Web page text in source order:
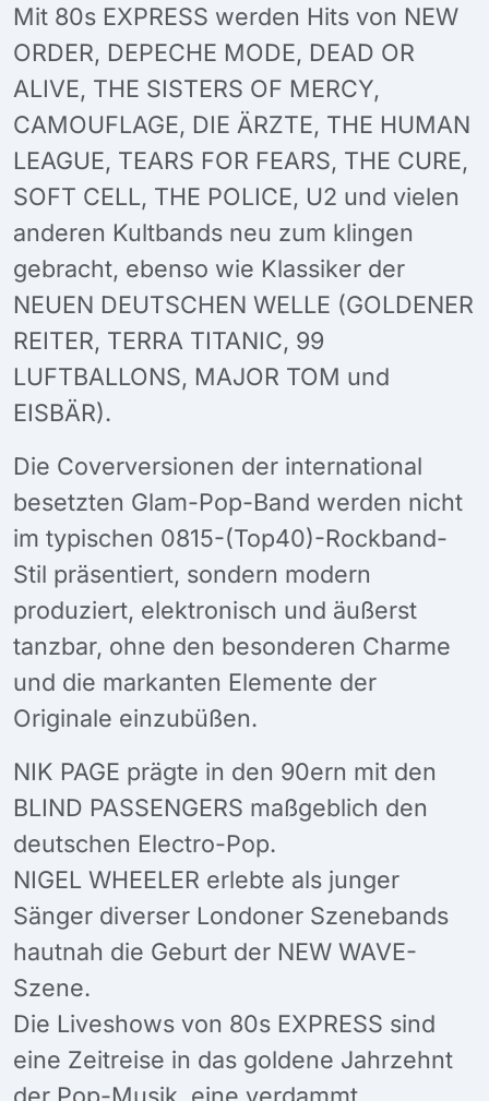
Mit 80s EXPRESS werden Hits von NEW
ORDER, DEPECHE MODE, DEAD OR
ALIVE, THE SISTERS OF MERCY,
CAMOUFLAGE, DIE ÄRZTE, THE HUMAN
LEAGUE, TEARS FOR FEARS, THE CURE,
SOFT CELL, THE POLICE, U2 und vielen
anderen Kultbands neu zum klingen
gebracht, ebenso wie Klassiker der
NEUEN DEUTSCHEN WELLE (GOLDENER
REITER, TERRA TITANIC, 99
LUFTBALLONS, MAJOR TOM und
EISBÄR).
Die Coverversionen der international
besetzten Glam-Pop-Band werden nicht
im typischen 0815-(Top40)-Rockband-
Stil präsentiert, sondern modern
produziert, elektronisch und äußerst
tanzbar, ohne den besonderen Charme
und die markanten Elemente der
Originale einzubüßen.
NIK PAGE prägte in den 90ern mit den
BLIND PASSENGERS maßgeblich den
deutschen Electro-Pop.
NIGEL WHEELER erlebte als junger
Sänger diverser Londoner Szenebands
hautnah die Geburt der NEW WAVE-
Szene.
Die Liveshows von 80s EXPRESS sind
eine Zeitreise in das goldene Jahrzehnt